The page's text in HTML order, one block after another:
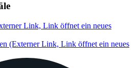
Link, Link öffnet ein neues
(Externer Link, Link öffnet ein neues